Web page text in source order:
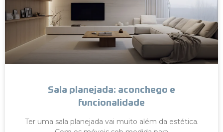
Sala planejada: aconchego e
funcionalidade
Ter uma sala planejada vai muito além da estética.